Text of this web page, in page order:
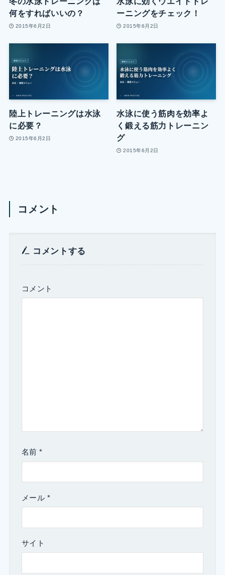
何をすればいいの？
2015年6月2日
ーニングをチェック！
2015年6月2日
陸上トレーニングは水泳
に必要？
2015年6月2日
水泳に使う筋肉を効率よ
く鍛える筋力トレーニン
グ
2015年6月2日
コメント
コメントする
コメント
名前*
メール *
サイト